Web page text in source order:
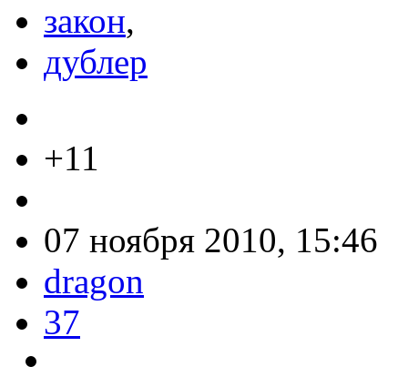
закон,
дублер
+11
07 ноября 2010, 15:46
dragon
37